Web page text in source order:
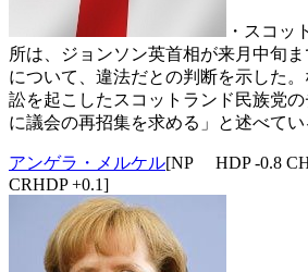
・スコッ
所は、ジョンソン英首相が来月中旬
について、違法だとの判断を示した
訟を起こしたスコットランド民族党
に議会の再招集を求める」と述べてい
アンゲラ・メルケル[NP HDP -0.8
CRHDP +0.1]